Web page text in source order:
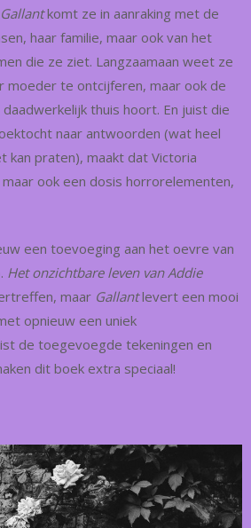
Gallantkomt ze in aanraking met de
haar familie, maar ook van het
die ze ziet. Langzaamaan weet ze
moeder te ontcijferen, maar ook de
thuis hoort. En juist die
naar antwoorden (wat heel
kan praten), maakt dat Victoria
maar ook een dosis horrorelementen,
een toevoeging aan het oevre van
Het onzichtbare leven van Addie
maar Gallantlevert een mooi
opnieuw een uniek
de toegevoegde tekeningen en
dit boek extra speciaal!